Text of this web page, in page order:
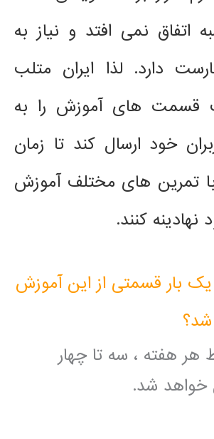
نمی افتد و نیاز به
دارد. لذا ایران متلب
قسمت های آموزش را به
خود ارسال کند تا زمان
تمرین های مختلف آموزش
کنند.
بار قسمتی از این آموزش
هر هفته ، سه تا چهار
شد.